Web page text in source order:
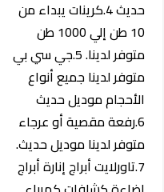
حديث 4.كرينات يبداء من
10 طن إلي 1000 طن
متوفر لدينا. 5.جي سي بي
متوفر لدينا جميع أنواع
الأحجام موديل حديث
6.رفعة مقصية أو عرجاء
متوفر لدينا موديل حديث.
7.تاورلايت أبراج إنارة أبراج